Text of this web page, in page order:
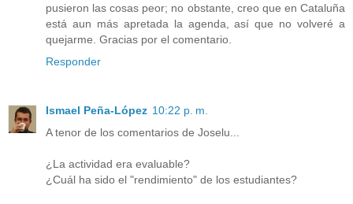
pusieron las cosas peor; no obstante, creo que en Cataluña
está aun más apretada la agenda, así que no volveré a
quejarme. Gracias por el comentario.
Responder
Ismael Peña-López 10:22 p. m.
A tenor de los comentarios de Joselu...
¿La actividad era evaluable?
¿Cuál ha sido el "rendimiento" de los estudiantes?